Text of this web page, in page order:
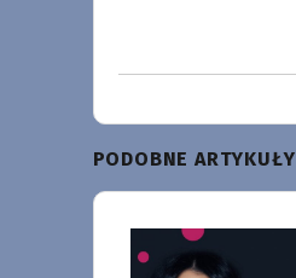
PODOBNE ARTYKUŁY